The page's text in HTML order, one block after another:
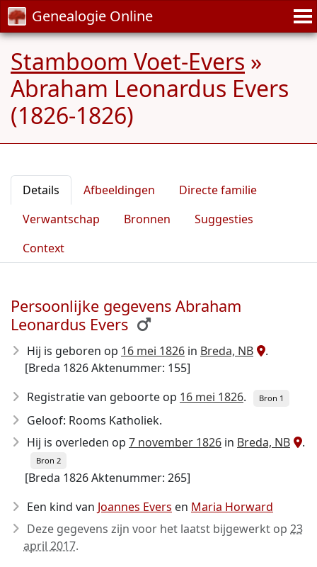
Genealogie Online
Stamboom Voet-Evers »
Abraham Leonardus Evers
(1826-1826)
Details Afbeeldingen
Directe familie
Verwantschap
Bronnen
Suggesties
Context
Persoonlijke gegevens Abraham
Leonardus Evers
Hij is geboren op 16 mei 1826 in Breda, NB
.
[Breda 1826 Aktenummer: 155]
Registratie van geboorte op 16 mei 1826. Bron 1
Geloof: Rooms Katholiek.
Hij is overleden op 7 november 1826 in Breda, NB .
Bron 2
[Breda 1826 Aktenummer: 265]
Een kind van Joannes Evers en Maria Horward
Deze gegevens zijn voor het laatst bijgewerkt op 23
april 2017.